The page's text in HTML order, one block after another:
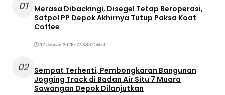
01
Merasa Dibackingi, Disegel Tetap Beroperasi,
Satpol PP Depok Akhirnya Tutup Paksa Koat
Coffee
12 Januari 2026•77.885 Dilihat
02 Sempat Terhenti, Pembongkaran Bangunan
Jogging Track di Badan Air Situ 7 Muara
Sawangan Depok Dilanjutkan